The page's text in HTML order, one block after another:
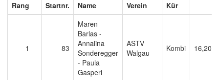
Rang Startnr. Name Verein Kür
1 83
Maren
Barlas -
Annalina
Sonderegger
- Paula
Gasperi
ASTV
Walgau
Kombi 16,200